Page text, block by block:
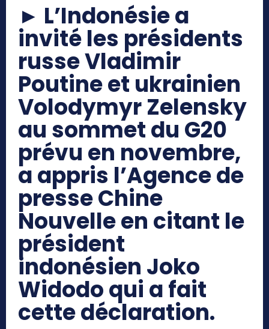
► L’Indonésie a
invité les présidents
russe Vladimir
Poutine et ukrainien
Volodymyr Zelensky
au sommet du G20
prévu en novembre,
a appris l’Agence de
presse Chine
Nouvelle en citant le
président
indonésien Joko
Widodo qui a fait
cette déclaration.